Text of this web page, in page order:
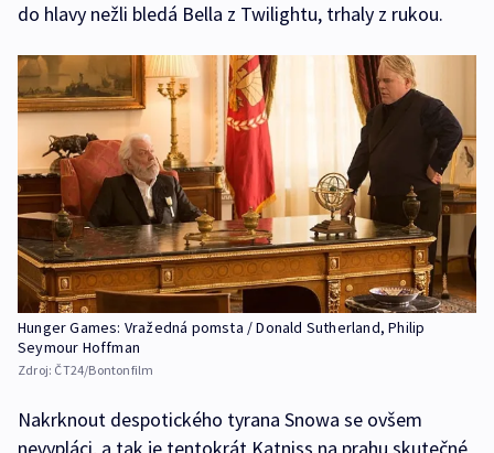
do hlavy nežli bledá Bella z Twilightu, trhaly z rukou.
Hunger Games: Vražedná pomsta / Donald Sutherland, Philip
Seymour Hoffman
Zdroj: ČT24/Bontonfilm
Nakrknout despotického tyrana Snowa se ovšem
nevypláci, a tak je tentokrát Katniss na prahu skutečné